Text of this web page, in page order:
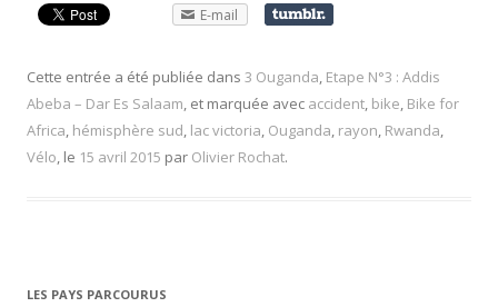
E-mail
Cette entrée a été publiée dans 3 Ouganda, Etape N°3 : Addis
Abeba – Dar Es Salaam, et marquée avec accident, bike, Bike for
Africa, hémisphère sud, lac victoria, Ouganda, rayon, Rwanda,
Vélo, le 15 avril 2015 par Olivier Rochat.
LES PAYS PARCOURUS